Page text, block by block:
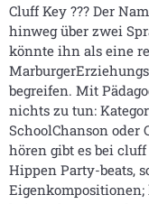
Cluff Key ??? Der
hinweg über zwei
könnte ihn als eine
begreifen. Mit
nichts zu tun:
SchoolChanson oder
hören gibt es bei
Hippen Party-beats,